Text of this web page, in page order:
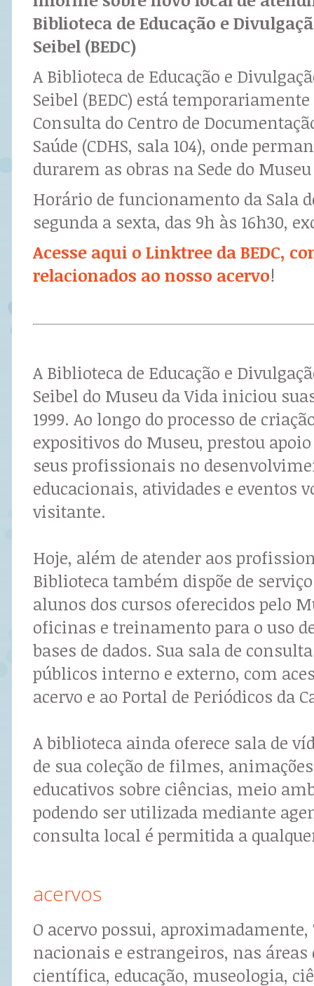
Biblioteca de Educação e
Seibel (BEDC)
A Biblioteca de Educação e
Seibel (BEDC) está
Consulta do Centro de
Saúde (CDHS, sala 104), onde
durarem as obras na Sede do
Horário de funcionamento da Sala
segunda a sexta, das 9h às 16h30,
Acesse aqui o Linktree da BEDC,
relacionados ao nosso acervo!
A Biblioteca de Educação e
Seibel do Museu da Vida iniciou
1999. Ao longo do processo de
expositivos do Museu, prestou
seus profissionais no
educacionais, atividades e eventos
visitante.
Hoje, além de atender aos
Biblioteca também dispõe de
alunos dos cursos oferecidos pelo
oficinas e treinamento para o uso
bases de dados. Sua sala de
públicos interno e externo, com
acervo e ao Portal de Periódicos da
A biblioteca ainda oferece sala de
de sua coleção de filmes,
educativos sobre ciências, meio
podendo ser utilizada mediante
consulta local é permitida a
acervos
O acervo possui, aproximadamente,
nacionais e estrangeiros, nas áreas
científica, educação, museologia,